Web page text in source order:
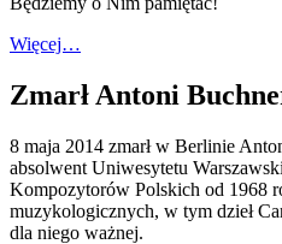
Więcej…
Zmarł Antoni
8 maja 2014 zmarł w Berlinie
absolwent Uniwesytetu
Kompozytorów Polskich od 1968
muzykologicznych, w tym dzieł
dla niego ważnej.